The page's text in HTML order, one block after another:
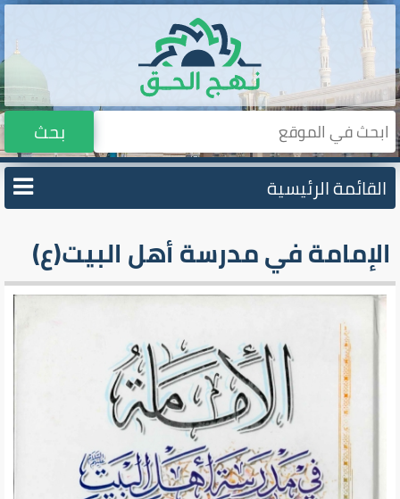
بحث
القائمة الرئيسية
الإمامة في مدرسة أهل البيت(ع)